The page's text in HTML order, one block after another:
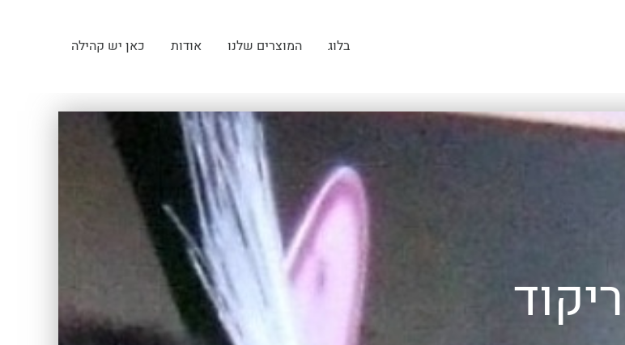
בלוג המוצרים שלנו אודות כאן יש קהילה
ריקוד